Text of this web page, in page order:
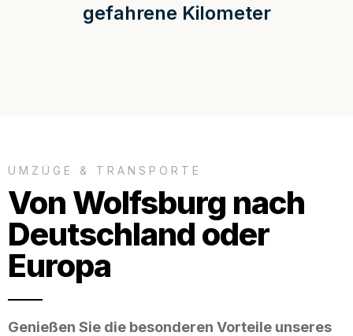
gefahrene Kilometer
UMZÜGE & TRANSPORTE
Von Wolfsburg nach
Deutschland oder
Europa
Genießen Sie die besonderen Vorteile unseres